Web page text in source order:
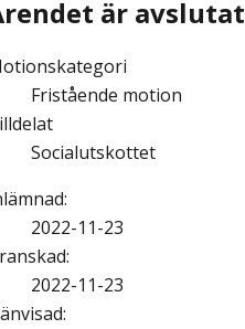
är avslutat
Fristående motion
Socialutskottet
:
2022-11-23
:
2022-11-23
: